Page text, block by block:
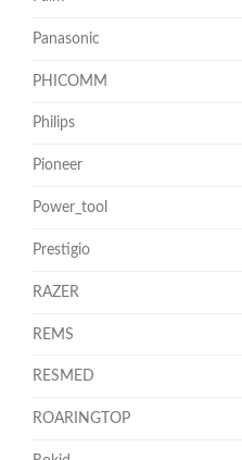
Panasonic
PHICOMM
Philips
Pioneer
Power_tool
Prestigio
RAZER
REMS
RESMED
ROARINGTOP